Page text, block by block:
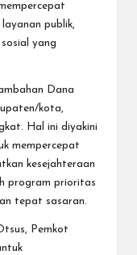
publik,
yang
Dana
kota,
Hal ini diyakini
mempercepat
kesejahteraan
program prioritas
tepat sasaran.
Pemkot